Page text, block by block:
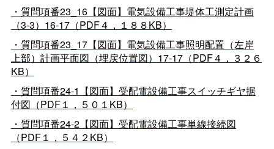
・質問項番23_16【図面】電気設備工事堤体工測定計画
（3-3）16-17（PDF４，１８８KB）
・質問項番23_17【図面】電気設備工事照明配置（左岸
上部）計画平面図（埋戻位置図）17-17（PDF４，３２６
KB）
・質問項番24-1【図面】受配電設備工事スイッチギヤ据
付図（PDF１，５０１KB）
・質問項番24-2【図面】受配電設備工事単線接続図
（PDF１，５４２KB）